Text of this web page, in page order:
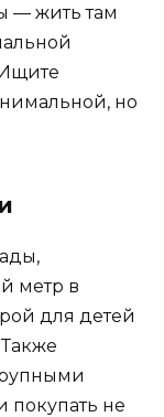
— жить там
но
метр в
для детей
покупать не